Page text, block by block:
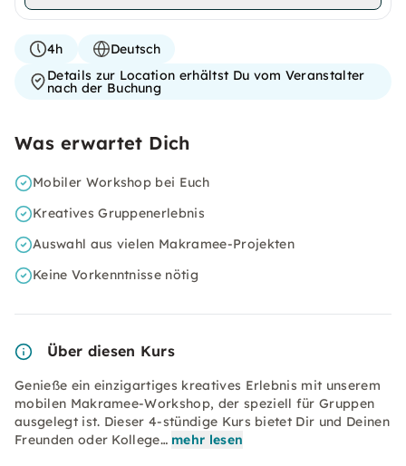
4h
Deutsch
Details zur Location erhältst Du vom Veranstalter
nach der Buchung
Was erwartet Dich
Mobiler Workshop bei Euch
Kreatives Gruppenerlebnis
Auswahl aus vielen Makramee-Projekten
Keine Vorkenntnisse nötig
Über diesen Kurs
Genieße ein einzigartiges kreatives Erlebnis mit unserem
mobilen Makramee-Workshop, der speziell für Gruppen
ausgelegt ist. Dieser 4-stündige Kurs bietet Dir und Deinen
Freunden oder Kollege… mehr lesen